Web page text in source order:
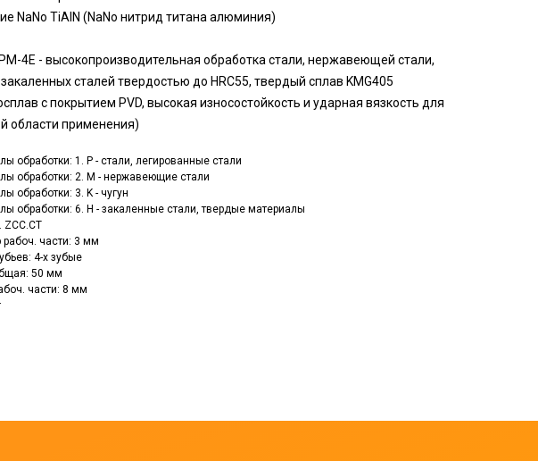
NaNo TiAlN (NaNo нитрид титана алюминия)
4E - высокопроизводительная обработка стали, нержавеющей стали,
закаленных сталей твердостью до HRC55, твердый сплав KMG405
с покрытием PVD, высокая износостойкость и ударная вязкость для
области применения)
обработки: 1. P - стали, легированные стали
обработки: 2. M - нержавеющие стали
обработки: 3. K - чугун
обработки: 6. H - закаленные стали, твердые материалы
ZCC.CT
части: 3 мм
4-х зубые
50 мм
части: 8 мм